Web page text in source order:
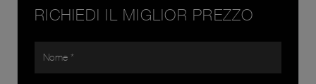
RICHIEDI IL MIGLIOR PREZZO